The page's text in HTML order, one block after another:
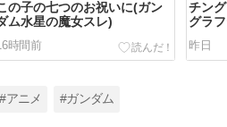
の子の七つのお祝いに(ガン
ム水星の魔女スレ)
時間前
チン
グラ
昨日
#アニメ #ガンダム